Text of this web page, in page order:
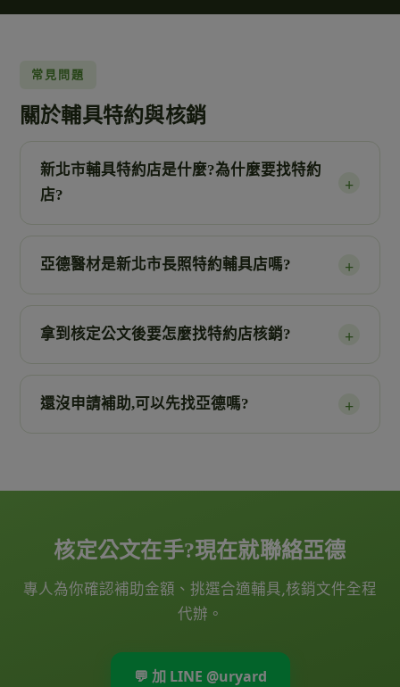
常見問題
關於輔具特約與核銷
新北市輔具特約店是什麼?為什麼要找特約
店?
+
亞德醫材是新北市長照特約輔具店嗎? +
拿到核定公文後要怎麼找特約店核銷? +
還沒申請補助,可以先找亞德嗎? +
核定公文在手?現在就聯絡亞德
專人為你確認補助金額、挑選合適輔具,核銷文件全程
代辦。
💬 加 LINE @uryard